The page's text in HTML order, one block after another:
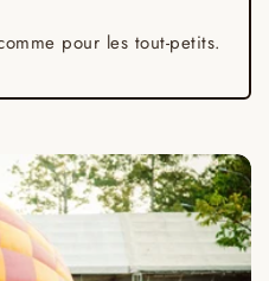
pour les tout-petits.